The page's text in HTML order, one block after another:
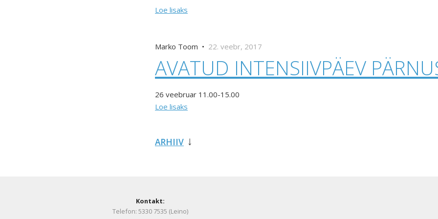
Loe lisaks
Marko Toom • 22. veebr, 2017
AVATUD INTENSIIVPÄEV
26 veebruar 11.00-15.00
Loe lisaks
ARHIIV
Kontakt:
Telefon: 5330 7535 (Leino)